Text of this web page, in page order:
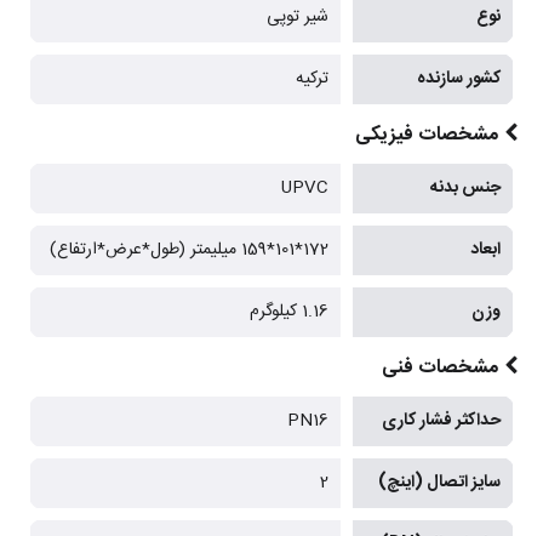
نوع شیر توپی
کشور سازنده ترکیه
مشخصات فیزیکی
جنس بدنه UPVC
ابعاد 172*101*159 میلیمتر (طول*عرض*ارتفاع)
وزن 1.16 کیلوگرم
مشخصات فنی
حداکثر فشار کاری PN16
سایز اتصال (اینچ) 2